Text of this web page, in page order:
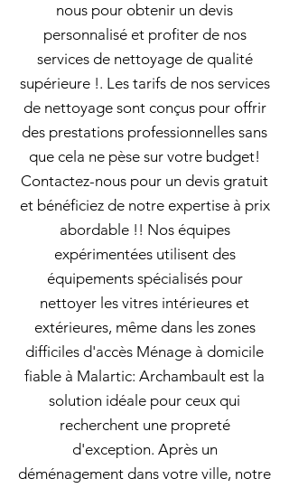
nous pour obtenir un devis
personnalisé et profiter de nos
services de nettoyage de qualité
supérieure !. Les tarifs de nos services
de nettoyage sont conçus pour offrir
des prestations professionnelles sans
que cela ne pèse sur votre budget!
Contactez-nous pour un devis gratuit
et bénéficiez de notre expertise à prix
abordable !! Nos équipes
expérimentées utilisent des
équipements spécialisés pour
nettoyer les vitres intérieures et
extérieures, même dans les zones
difficiles d'accès Ménage à domicile
fiable à Malartic: Archambault est la
solution idéale pour ceux qui
recherchent une propreté
d'exception. Après un
déménagement dans votre ville, notre